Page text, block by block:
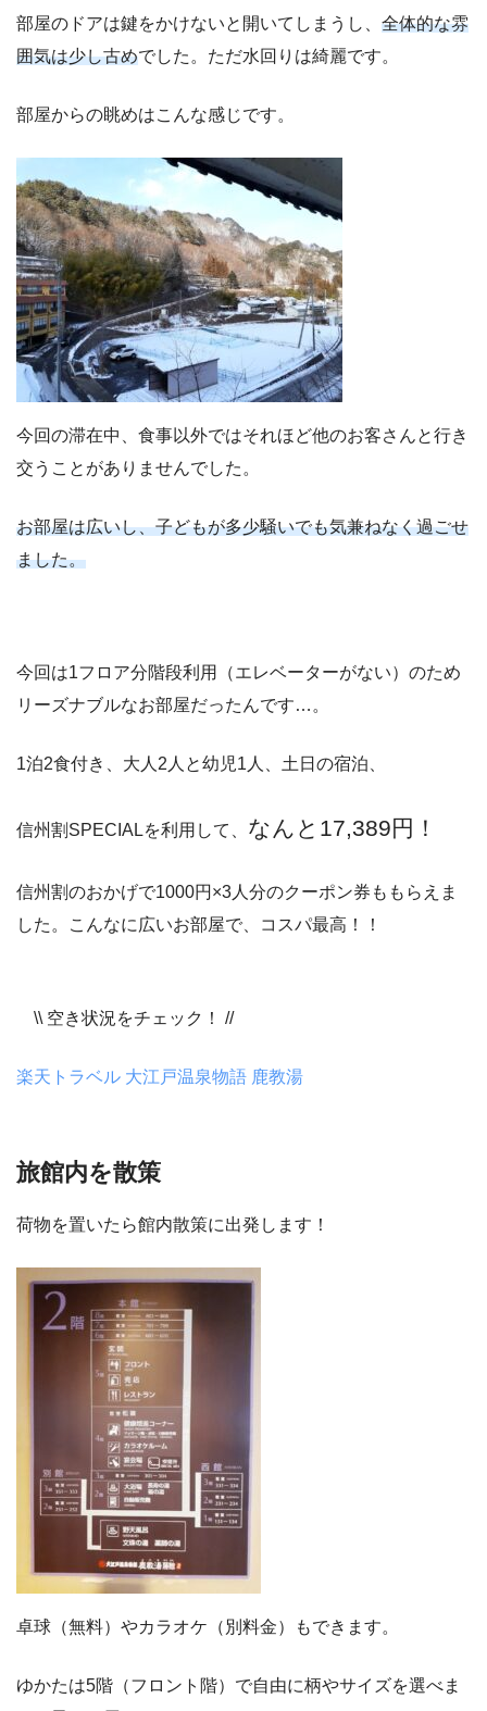
部屋のドアは鍵をかけないと開いてしまうし、 全体的な雰
囲気は少し古めでした。ただ水回りは綺麗です。
部屋からの眺めはこんな感じです。
今回の滞在中、食事以外ではそれほど他のお客さんと行き
交うことがありませんでした。
お部屋は広いし、子どもが多少騒いでも気兼ねなく過ごせ
ました。
今回は1フロア分階段利用（エレベーターがない）のため
リーズナブルなお部屋だったんです…。
1泊2食付き、大人2人と幼児1人、土日の宿泊、
信州割SPECIALを利用して、 なんと17,389円！
信州割のおかげで1000円×3人分のクーポン券ももらえま
した。こんなに広いお部屋で、コスパ最高！！
\\ 空き状況をチェック！ //
楽天トラベル 大江戸温泉物語 鹿教湯
旅館内を散策
荷物を置いたら館内散策に出発します！
卓球（無料）やカラオケ（別料金）もできます。
ゆかたは5階（フロント階）で自由に柄やサイズを選べま